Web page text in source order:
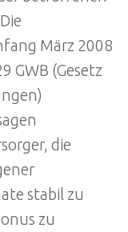
März 2008
GWB (Gesetz
die
stabil zu
zu